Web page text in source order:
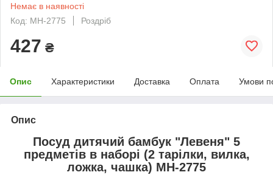
Немає в наявності
Код: MH-2775
Роздріб
427 ₴
Опис Характеристики Доставка Оплата Умови
Опис
Посуд дитячий бамбук "Левеня" 5
предметів в наборі (2 тарілки, вилка,
ложка, чашка) MH-2775